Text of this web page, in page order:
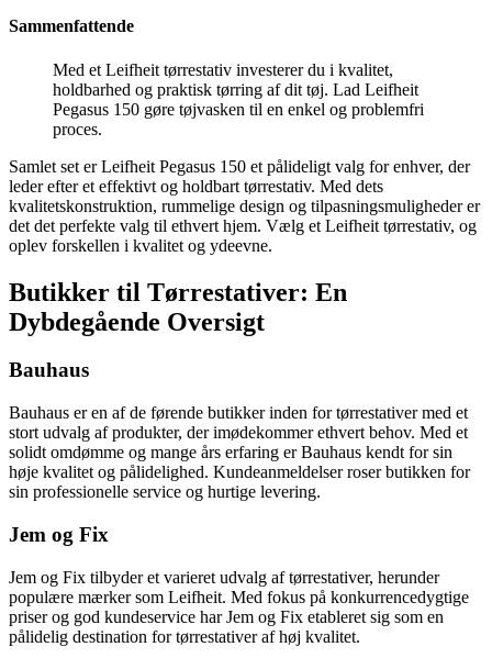
Sammenfattende
Med et Leifheit tørrestativ investerer du i kvalitet,
holdbarhed og praktisk tørring af dit tøj. Lad Leifheit
Pegasus 150 gøre tøjvasken til en enkel og problemfri
proces.
Samlet set er Leifheit Pegasus 150 et pålideligt valg for enhver, der
leder efter et effektivt og holdbart tørrestativ. Med dets
kvalitetskonstruktion, rummelige design og tilpasningsmuligheder er
det det perfekte valg til ethvert hjem. Vælg et Leifheit tørrestativ, og
oplev forskellen i kvalitet og ydeevne.
Butikker til Tørrestativer: En
Dybdegående Oversigt
Bauhaus
Bauhaus er en af de førende butikker inden for tørrestativer med et
stort udvalg af produkter, der imødekommer ethvert behov. Med et
solidt omdømme og mange års erfaring er Bauhaus kendt for sin
høje kvalitet og pålidelighed. Kundeanmeldelser roser butikken for
sin professionelle service og hurtige levering.
Jem og Fix
Jem og Fix tilbyder et varieret udvalg af tørrestativer, herunder
populære mærker som Leifheit. Med fokus på konkurrencedygtige
priser og god kundeservice har Jem og Fix etableret sig som en
pålidelig destination for tørrestativer af høj kvalitet.